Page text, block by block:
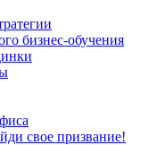
бизнес-обучения
свое призвание!